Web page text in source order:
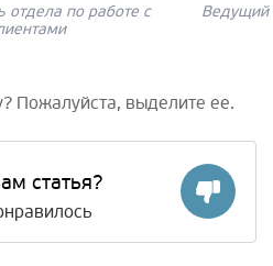
отдела по работе с
Ведущий
Пожалуйста, выделите ее.
статья?